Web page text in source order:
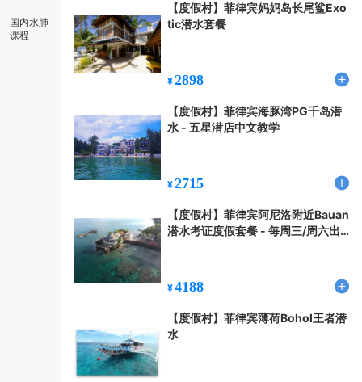
国内水肺
课程
【度假村】菲律宾妈妈岛长尾鲨Exo
tic潜水套餐
¥2898
【度假村】菲律宾海豚湾PG千岛潜
水 - 五星潜店中文教学
¥2715
【度假村】菲律宾阿尼洛附近Bauan
潜水考证度假套餐 - 每周三/周六出
¥4188
【度假村】菲律宾薄荷Bohol王者潜
水